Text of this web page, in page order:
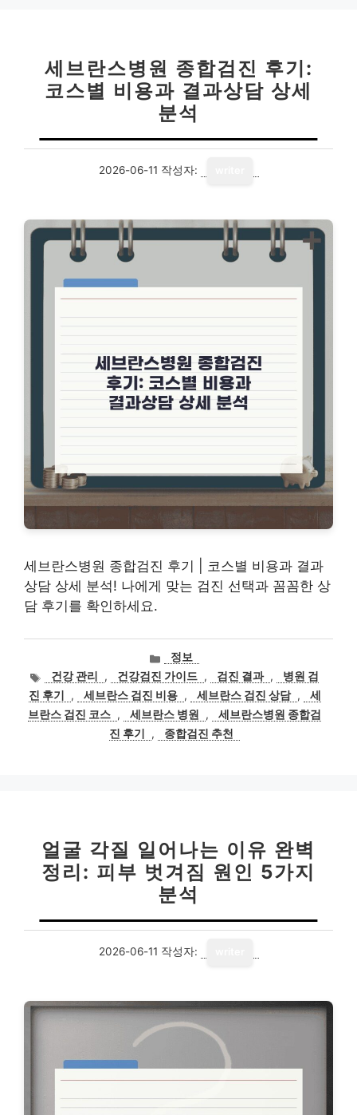
세브란스병원 종합검진 후기:
코스별 비용과 결과상담 상세
분석
2026-06-11 작성자:
세브란스병원 종합검진 후기 | 코스별 비용과 결과
상담 상세 분석! 나에게 맞는 검진 선택과 꼼꼼한 상
담 후기를 확인하세요.
카
테
고
리
정보
태
그
건강 관리 , 건강검진 가이드 , 검진 결과 ,
병원 검
진 후기
, 세브란스 검진 비용 , 세브란스 검진 상담 ,
세
브란스 검진 코스 , 세브란스 병원 ,
세브란스병원 종합검
진 후기
, 종합검진 추천
얼굴 각질 일어나는 이유 완벽
정리: 피부 벗겨짐 원인 5가지
분석
2026-06-11 작성자: